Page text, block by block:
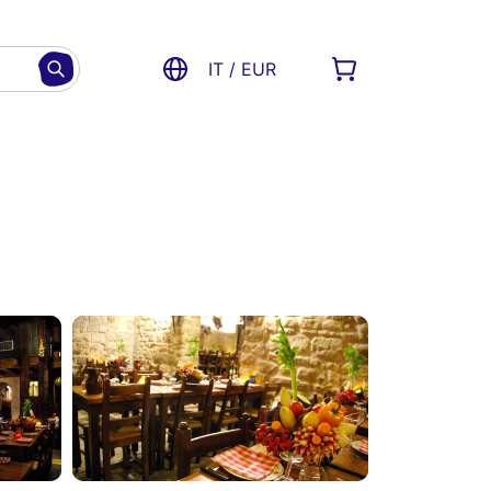
IT / EUR